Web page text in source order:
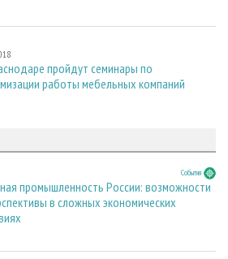
пройдут семинары по
работы мебельных компаний
События
промышленность России: возможности
в сложных экономических